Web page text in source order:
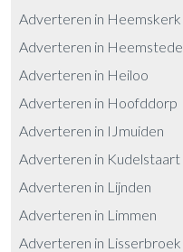
Adverteren in Heemskerk
Adverteren in Heemstede
Adverteren in Heiloo
Adverteren in Hoofddorp
Adverteren in IJmuiden
Adverteren in Kudelstaart
Adverteren in Lijnden
Adverteren in Limmen
Adverteren in Lisserbroek